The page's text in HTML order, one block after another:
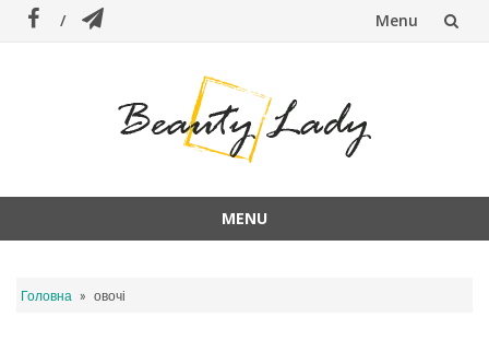
Menu
MENU
content
Головна » овочі